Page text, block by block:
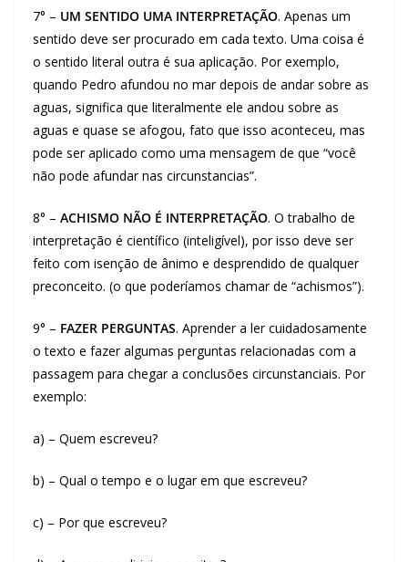
7° – UM SENTIDO UMA INTERPRETAÇÃO. Apenas um
sentido deve ser procurado em cada texto. Uma coisa é
o sentido literal outra é sua aplicação. Por exemplo,
quando Pedro afundou no mar depois de andar sobre as
aguas, significa que literalmente ele andou sobre as
aguas e quase se afogou, fato que isso aconteceu, mas
pode ser aplicado como uma mensagem de que “você
não pode afundar nas circunstancias”.
8° – ACHISMO NÃO É INTERPRETAÇÃO. O trabalho de
interpretação é científico (inteligível), por isso deve ser
feito com isenção de ânimo e desprendido de qualquer
preconceito. (o que poderíamos chamar de “achismos”).
9° – FAZER PERGUNTAS. Aprender a ler cuidadosamente
o texto e fazer algumas perguntas relacionadas com a
passagem para chegar a conclusões circunstanciais. Por
exemplo:
a) – Quem escreveu?
b) – Qual o tempo e o lugar em que escreveu?
c) – Por que escreveu?